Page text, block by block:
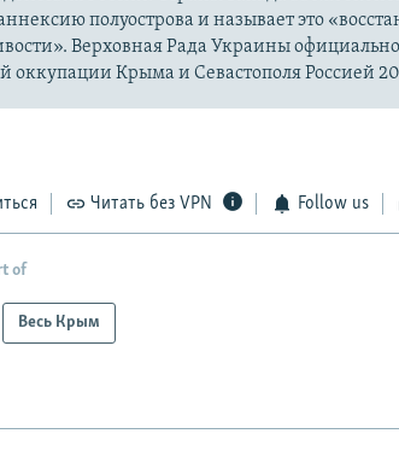
полуострова и называет это
Верховная Рада Украины
оккупации Крыма и Севастополя Россией 20
Читать без VPN Follow us
of
Весь Крым